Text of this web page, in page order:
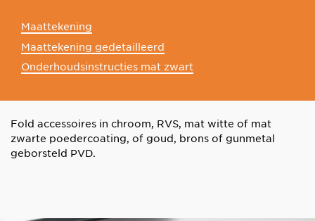
Maattekening
Maattekening gedetailleerd
Onderhoudsinstructies mat zwart
Fold accessoires in chroom, RVS, mat witte of mat
zwarte poedercoating, of goud, brons of gunmetal
geborsteld PVD.